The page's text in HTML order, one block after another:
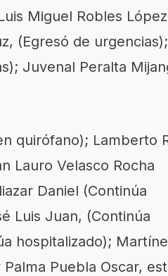
Miguel Robles
(Egresó de
Juvenal Peralta
quirófano); Lamberto
Lauro Velasco Rocha
Daniel (Continúa
Luis Juan, (Continúa
hospitalizado);
Puebla Oscar,